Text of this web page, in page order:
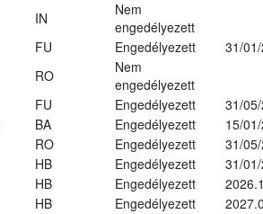
IN
Nem
engedélyezett
FU Engedélyezett
31/
RO
Nem
engedélyezett
FU Engedélyezett
31/
BA Engedélyezett
15/
RO Engedélyezett
31/
HB Engedélyezett
31/
HB Engedélyezett
HB Engedélyezett